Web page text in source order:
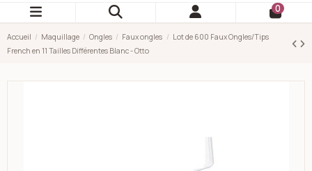
0
Accueil Maquillage Ongles Faux ongles
Lot de 600 Faux Ongles/Tips
French en 11 Tailles Différentes Blanc - Otto